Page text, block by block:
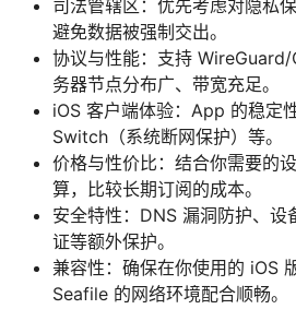
司法管辖区：优先考虑对隐私
避免数据被强制交出。
协议与性能：支持
务器节点分布广、带宽充足。
iOS 客户端体验：App 的稳定
Switch（系统断网保护）等。
价格与性价比：结合你需要的
算，比较长期订阅的成本。
安全特性：DNS 漏洞防护、设
证等额外保护。
兼容性：确保在你使用的 iOS
Seafile 的网络环境配合顺畅。